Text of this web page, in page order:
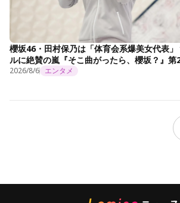
櫻坂46・田村保乃は「体育会系爆美女代表
ルに絶賛の嵐『そこ曲がったら、櫻坂？』第
2026/8/6 エンタメ